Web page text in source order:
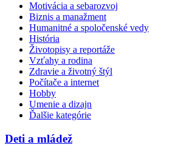
Motivácia a sebarozvoj
Biznis a manažment
Humanitné a spoločenské vedy
História
Životopisy a reportáže
Vzťahy a rodina
Zdravie a životný štýl
Počítače a internet
Hobby
Umenie a dizajn
Ďalšie kategórie
Deti a mládež